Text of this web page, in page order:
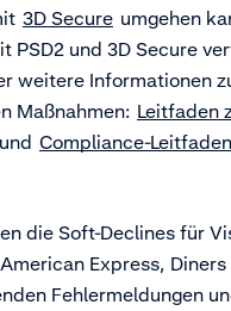
3D Secure umgehen
PSD2 und 3D Secure
weitere Informationen
Maßnahmen: Leitfaden
und Compliance-
die Soft-Declines für
Express,
Fehlermeldungen